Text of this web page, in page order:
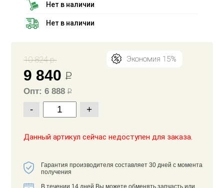
Нет в наличии
Нет в наличии
10 824 р. Экономия 15%
9 840Р
Опт: 6 888Р
- +
Данный артикул сейчас недоступен для заказа.
Гарантия производителя составляет 30 дней с момента
получения
В течении 14 дней Вы можете обменять запчасть или